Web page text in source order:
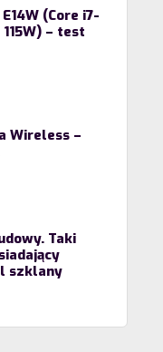
(Core i7-
– test
Wireless –
Taki
szklany